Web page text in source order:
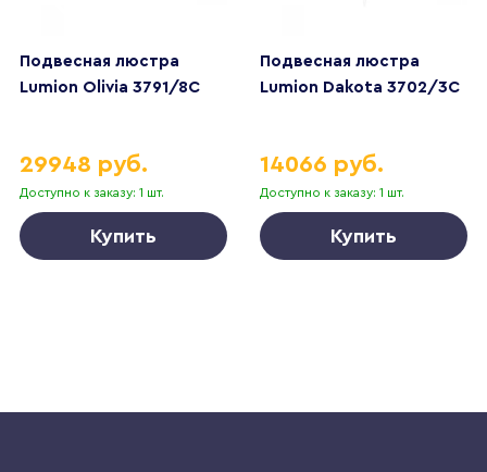
Подвесная люстра
Lumion Olivia 3791/8C
Доступно к заказу: 1 шт.
29948 руб.
Купить
Подвесная люстра
Lumion Dakota 3702/3C
Доступно к заказу: 1 шт.
14066 руб.
Купить